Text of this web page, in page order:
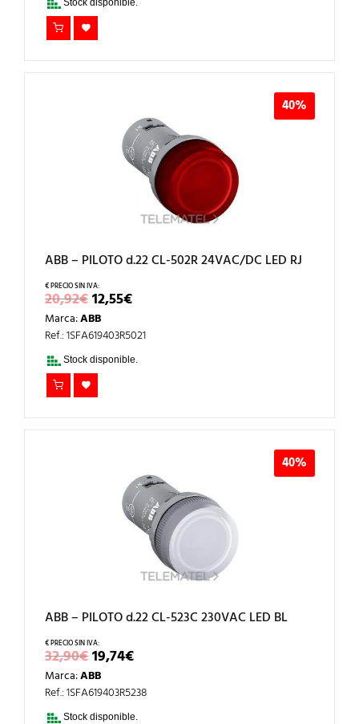
Stock disponible.
40%
ABB – PILOTO d.22 CL-502R 24VAC/DC LED RJ
20,92€EL
PRECIO
ORIGINAL
ERA:
20,92€.
12,55€EL
PRECIO
ES:
Marca:ABB
Ref.: 1SFA619403R5021
Stock disponible.
40%
ABB – PILOTO d.22 CL-523C 230VAC LED BL
32,90€EL
PRECIO
ORIGINAL
ERA:
32,90€.
19,74€EL
PRECIO
ES:
Marca:ABB
Ref.: 1SFA619403R5238
Stock disponible.